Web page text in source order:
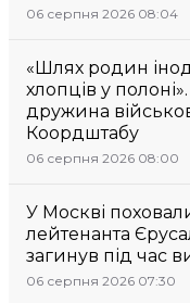
06 серпня 2026 08:04
«Шлях родин
хлопців у
дружина
Коордштабу
06 серпня 2026 08:00
У Москві
лейтенанта
загинув під час
06 серпня 2026 07:30